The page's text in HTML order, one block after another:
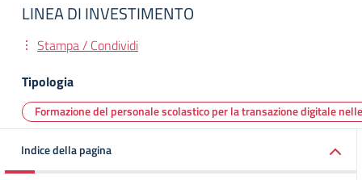
LINEA DI INVESTIMENTO
Stampa / Condividi
Tipologia
Formazione del personale scolastico per la transazione digitale
Indice della pagina